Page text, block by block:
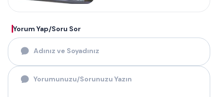
Yorum Yap/Soru Sor